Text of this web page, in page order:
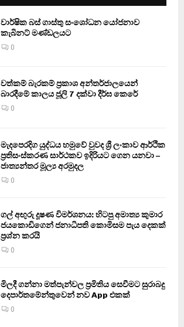
වාර්ෂික බස් ගාස්තු සංශෝධන යෝජනාව
කැබිනට් මණ්ඩලයට
0
වත්කම් බැරකම් ප්‍රකාශ අන්තර්ජාලයෙන්
බාරදීමේ කාලය ජූලි 7 දක්වා දීර්ඝ කෙරේ
0
මැදපෙරදිග යුද්ධය හමුවේ වුවද ශ්‍රී ලංකාව ආර්ථික
ප්‍රතිසංස්කරණ සාර්ථකව ඉදිරියට ගෙන යනවා –
ජාත්‍යන්තර මූල්‍ය අරමුදල
0
ගල් අඟුරු දූෂණ විමර්ශනය: හිටපු අමාත්‍ය කුමාර
ජයකොඩිගෙන් ජනාධිපති කොමිසම පැය දෙකක්
ප්‍රශ්න කරයි
0
මිලදී ගන්නා මත්පැන්වල ප්‍රමිතිය සෙවීමට සුරාබදු
දෙපාර්තමේන්තුවෙන් නව App එකක්
0